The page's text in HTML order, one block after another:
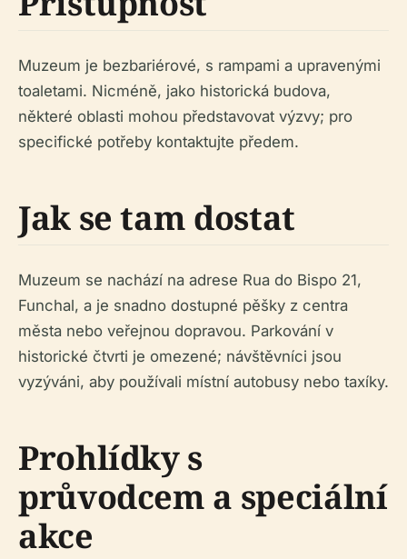
Muzeum je bezbariérové, s rampami a upravenými
toaletami. Nicméně, jako historická budova,
některé oblasti mohou představovat výzvy; pro
specifické potřeby kontaktujte předem.
Jak se tam dostat
Muzeum se nachází na adrese Rua do Bispo 21,
Funchal, a je snadno dostupné pěšky z centra
města nebo veřejnou dopravou. Parkování v
historické čtvrti je omezené; návštěvníci jsou
vyzýváni, aby používali místní autobusy nebo taxíky.
Prohlídky s
průvodcem a speciální
akce